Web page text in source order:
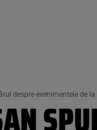
despre evenimentele de